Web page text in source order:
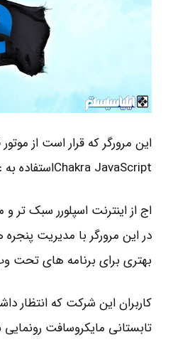
Chakra JavaScriptاستفاده به عمل آورد،نامش اج است.
اج از اینترنت اسپلورر سبک
بهتری برای برنامه های تحت
کاربران این شرکت که انتظار
تابستانی مایکروسافت رونمایی